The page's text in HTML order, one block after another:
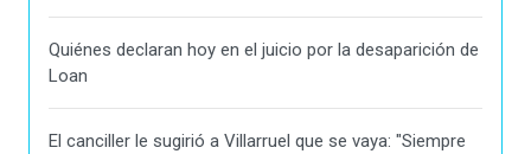
Quiénes declaran hoy en el juicio por la desaparición de
Loan
El canciller le sugirió a Villarruel que se vaya: "Siempre